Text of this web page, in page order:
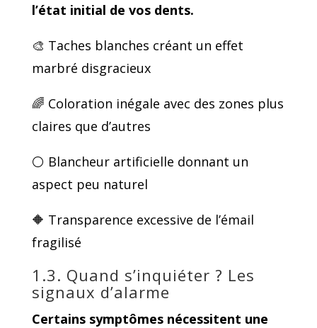
l’état initial de vos dents.
🎨 Taches blanches créant un effet
marbré disgracieux
🌈 Coloration inégale avec des zones plus
claires que d’autres
⚪ Blancheur artificielle donnant un
aspect peu naturel
🔶 Transparence excessive de l’émail
fragilisé
1.3. Quand s’inquiéter ? Les
signaux d’alarme
Certains symptômes nécessitent une